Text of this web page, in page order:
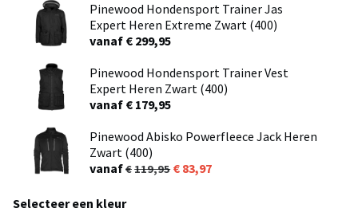
Pinewood Hondensport Trainer Jas
Expert Heren Extreme Zwart (400)
vanaf € 299,95
Pinewood Hondensport Trainer Vest
Expert Heren Zwart (400)
vanaf € 179,95
Pinewood Abisko Powerfleece Jack Heren
Zwart (400)
vanaf
119,95 83,97
Selecteer een kleur